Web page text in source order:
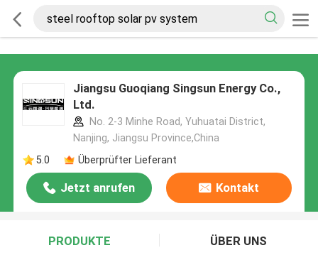
Jiangsu Guoqiang Singsun Energy Co.,
Ltd.
No. 2-3 Minhe Road, Yuhuatai District,
Nanjing, Jiangsu Province,China
5.0
Überprüfter Lieferant
Jetzt anrufen Kontakt
PRODUKTE ÜBER UNS